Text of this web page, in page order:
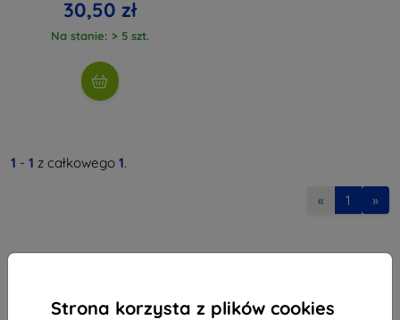
Strona korzysta z plików cookies
30,50 zł
Na stanie: > 5 szt.
1 - 1 z całkowego 1.
« 1 »